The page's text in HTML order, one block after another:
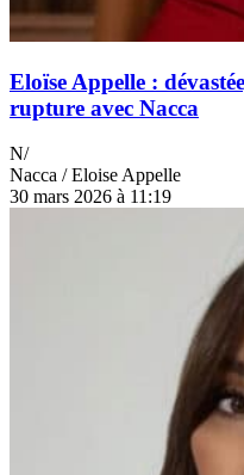
Eloïse Appelle :
rupture avec Nacca
N/
Nacca / Eloise Appelle
30 mars 2026 à 11:19